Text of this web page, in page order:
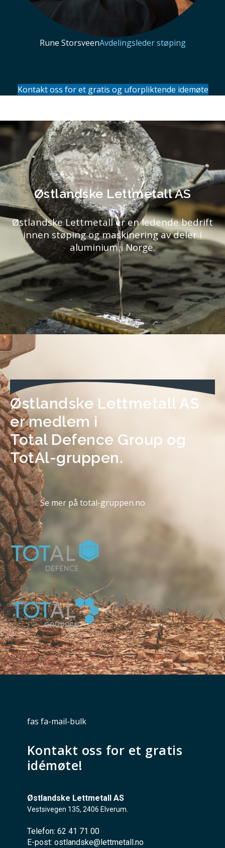
Rune StorsveenAvdelingsleder støping
Kontakt oss for et gratis og uforpliktende idemøte
Østlandske Lettmetall AS
Østlandske Lettmetall er en ledende bedrift
innen støping og maskinering av deler i
aluminium i Norge.
Østlandske Lettmetall AS
er medlem i
Total Defence Group og
TotAl-gruppen.
Se mer på total-gruppen.no
fas fa-mail-bulk
Kontakt oss for et gratis
idémøte!
Østlandske Lettmetall AS
Vestsivegen 135, 2406 Elverum.
Telefon: 62 41 71 00
E-post: ostlandske@lettmetall.no